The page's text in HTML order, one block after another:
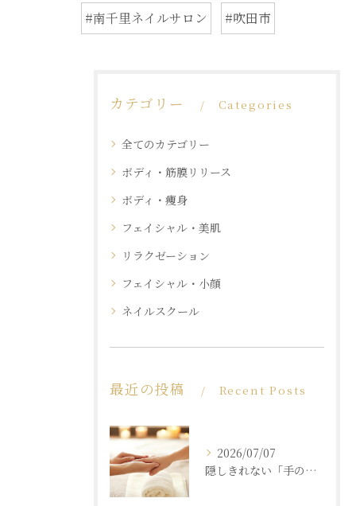
#南千里ネイルサロン
#吹田市
カテゴリー Categories
全てのカテゴリー
ボディ・筋膜リリース
ボディ・痩身
フェイシャル・美肌
リラクゼーション
フェイシャル・小顔
ネイルスクール
最近の投稿 Recent Posts
2026/07/07
隠しきれない「手の老化」を根本ケア！ふっくら若々しい手肌を取り戻す本格ハンドエステ